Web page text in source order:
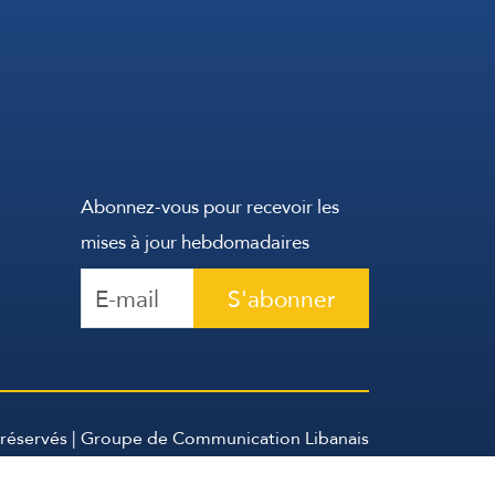
Abonnez-vous pour recevoir les
mises à jour hebdomadaires
S'abonner
| Groupe de Communication Libanais
2026